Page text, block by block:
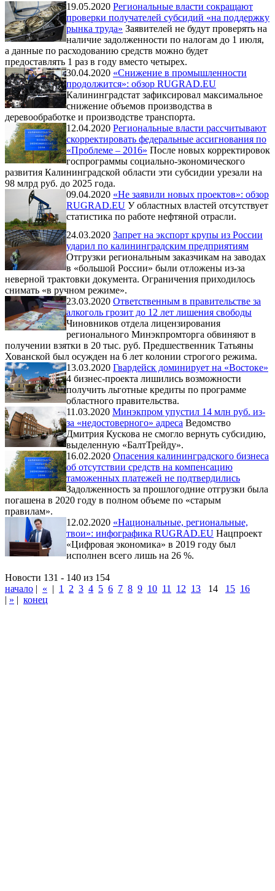
19.05.2020 Региональные власти сокращают
проверки получателей субсидий «на поддержку
рынка труда» Заявителей не будут проверять на
наличие задолженности по налогам до 1 июля,
а данные по расходованию средств можно будет
предоставлять 1 раз в году вместо четырех.
30.04.2020 «Снижение в промышленности
продолжится»: обзор RUGRAD.EU
Калининградстат зафиксировал максимальное
снижение объемов производства в
деревообработке и производстве транспорта.
12.04.2020 Региональные власти рассчитывают
скорректировать федеральные ассигнования по
«Проблеме – 2016» После новых корректировок
госпрограммы социально-экономического
развития Калининградской области эти субсидии урезали на
98 млрд руб. до 2025 года.
09.04.2020 «Не заявили новых проектов»: обзор
RUGRAD.EU У областных властей отсутствует
статистика по работе нефтяной отрасли.
24.03.2020 Запрет на экспорт крупы из России
ударил по калининградским предприятиям
Отгрузки региональным заказчикам на заводах
в «большой России» были отложены из-за
неверной трактовки документа. Ограничения приходилось
снимать «в ручном режиме».
23.03.2020 Ответственным в правительстве за
алкоголь грозит до 12 лет лишения свободы
Чиновников отдела лицензирования
регионального Минэкпромторга обвиняют в
получении взятки в 20 тыс. руб. Предшественник Татьяны
Хованской был осужден на 6 лет колонии строгого режима.
13.03.2020 Гвардейск доминирует на «Востоке»
4 бизнес-проекта лишились возможности
получить льготные кредиты по программе
областного правительства.
11.03.2020 Минэкпром упустил 14 млн руб. из-
за «недостоверного» адреса Ведомство
Дмитрия Кускова не смогло вернуть субсидию,
выделенную «БалтТрейду».
16.02.2020 Опасения калининградского бизнеса
об отсутствии средств на компенсацию
таможенных платежей не подтвердились
Задолженность за прошлогодние отгрузки была
погашена в 2020 году в полном объеме по «старым
правилам».
12.02.2020 «Национальные, региональные,
твои»: инфографика RUGRAD.EU Нацпроект
«Цифровая экономика» в 2019 году был
исполнен всего лишь на 26 %.
Новости 131 - 140 из 154
начало | « | 1 2 3 4 5 6 7 8 9 10 11 12 13 14 15 16
| » | конец